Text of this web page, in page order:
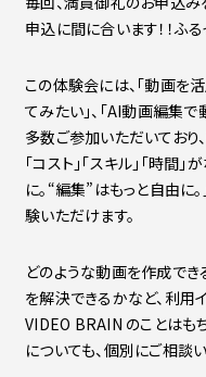
申込に間に合います！！ふ
この体験会には、「動画を
てみたい」、「AI動画編集
多数ご参加いただいてお
「コスト」「スキル」「時間
に。“編集”はもっと自由に
験いただけます。
どのような動画を作成で
を解決できるかなど、利用
VIDEO BRAIN のことはも
についても、個別にご相談